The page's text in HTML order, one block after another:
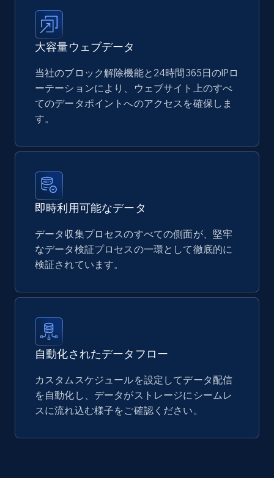
大容量ウェブデータ
当社のブロック解除機能と24時間365日のIPロ
ーテーションにより、ウェブサイト上のすべ
てのデータポイントへのアクセスを確保しま
す。
即時利用可能なデータ
データ収集プロセスのすべての側面が、堅牢
なデータ検証プロセスの一環として徹底的に
検証されています。
自動化されたデータフロー
カスタムスケジュールを設定してデータ配信
を自動化し、データがストレージにシームレ
スに流れ込む様子をご確認ください。